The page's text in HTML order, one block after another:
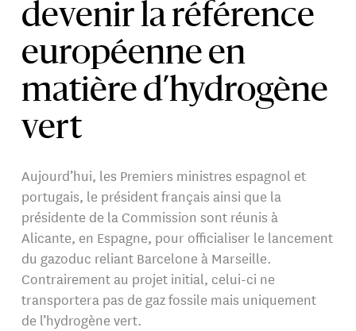
devenir la référence
européenne en
matière d’hydrogène
vert
Aujourd’hui, les Premiers ministres espagnol et
portugais, le président français ainsi que la
présidente de la Commission sont réunis à
Alicante, en Espagne, pour officialiser le lancement
du gazoduc reliant Barcelone à Marseille.
Contrairement au projet initial, celui-ci ne
transportera pas de gaz fossile mais uniquement
de l’hydrogène vert.